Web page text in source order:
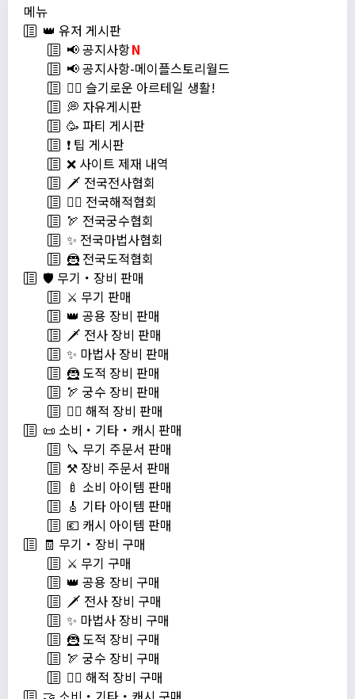
메뉴
👑 유저 게시판
📢 공지사항N
📢 공지사항-메이플스토리월드
💁‍♂ 슬기로운 아르테일 생활!
💭 자유게시판
🥳 파티 게시판
❗️ 팁 게시판
❌ 사이트 제재 내역
🗡️ 전국전사협회
🏴‍☠️ 전국해적협회
🏹 전국궁수협회
✨ 전국마법사협회
🦹 전국도적협회
🛡️ 무기・장비 판매
⚔️ 무기 판매
👑 공용 장비 판매
🗡️ 전사 장비 판매
✨ 마법사 장비 판매
🦹 도적 장비 판매
🏹 궁수 장비 판매
🏴‍☠️ 해적 장비 판매
📜 소비・기타・캐시 판매
🔪 무기 주문서 판매
⚒️ 장비 주문서 판매
🍼 소비 아이템 판매
🎸 기타 아이템 판매
💶 캐시 아이템 판매
🧾 무기・장비 구매
⚔️ 무기 구매
👑 공용 장비 구매
🗡️ 전사 장비 구매
✨ 마법사 장비 구매
🦹 도적 장비 구매
🏹 궁수 장비 구매
🏴‍☠️ 해적 장비 구매